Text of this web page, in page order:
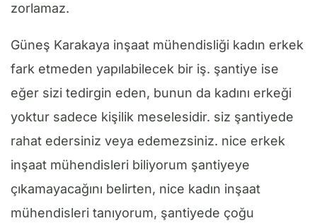
zorlamaz.
Güneş Karakaya inşaat mühendisliği kadın erkek
fark etmeden yapılabilecek bir iş. şantiye ise
eğer sizi tedirgin eden, bunun da kadını erkeği
yoktur sadece kişilik meselesidir. siz şantiyede
rahat edersiniz veya edemezsiniz. nice erkek
inşaat mühendisleri biliyorum şantiyeye
çıkamayacağını belirten, nice kadın inşaat
mühendisleri tanıyorum, şantiyede çoğu